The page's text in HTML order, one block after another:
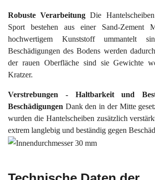
Robuste VerarbeitungDie
Sport bestehen aus einer Sand-Zement
hochwertigem Kunststoff ummantelt
Beschädigungen des Bodens werden
der rauen Oberfläche sind sie Gewichte
Kratzer.
Verstrebungen - Haltbarkeit und
Beschädigungen Dank den in der Mitte
wurden die Hantelscheiben zusätzlich
extrem langlebig und beständig gegen